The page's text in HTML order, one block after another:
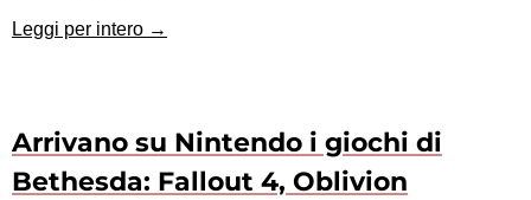
Leggi per intero →
Arrivano su Nintendo i giochi di
Bethesda: Fallout 4, Oblivion